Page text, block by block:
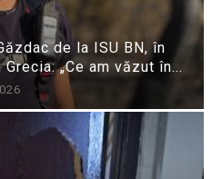
de la ISU BN, în
„Ce am văzut în...